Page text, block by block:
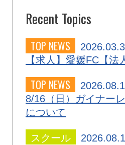
Recent Topics
TOP NEWS
【求人】愛媛FC【法
TOP NEWS
8/16（日）ガイナー
について
スクール